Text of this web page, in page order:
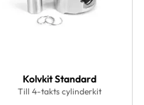
Kolvkit Standard
Till 4-takts cylinderkit